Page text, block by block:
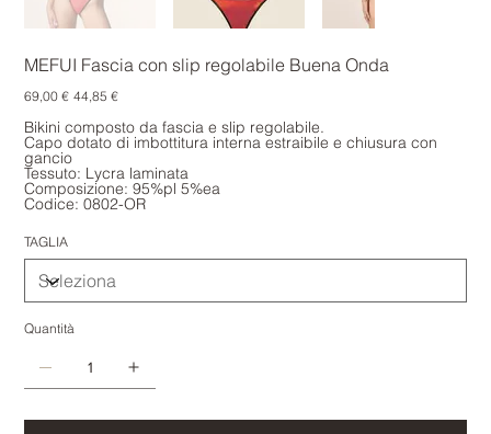
MEFUI Fascia con slip regolabile Buena Onda
Prezzo
originale
69,00 € Prezzo
scontato
44,85 €
Bikini composto da fascia e slip regolabile.
Capo dotato di imbottitura interna estraibile e chiusura con
gancio
Tessuto: Lycra laminata
Composizione: 95%pl 5%ea
Codice: 0802-OR
TAGLIA
Quantità